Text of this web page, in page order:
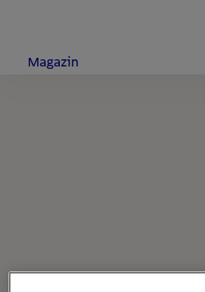
Magazin